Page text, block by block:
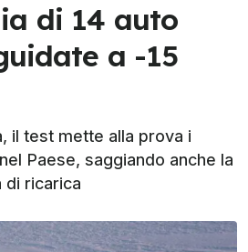
di 14 auto
a -15
il test mette alla prova i
Paese, saggiando anche la
di ricarica